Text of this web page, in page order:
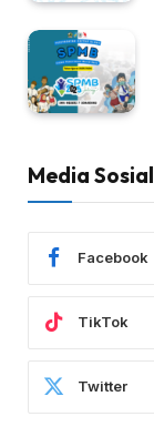
Media Sosial
Facebook
TikTok
Twitter